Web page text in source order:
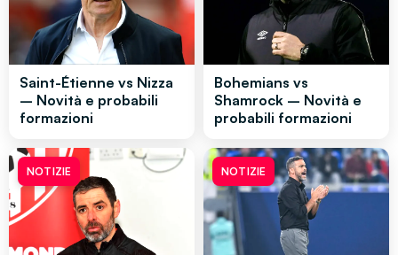
Saint-Étienne vs Nizza
– Novità e probabili
formazioni
Bohemians vs
Shamrock – Novità e
probabili formazioni
NOTIZIE NOTIZIE